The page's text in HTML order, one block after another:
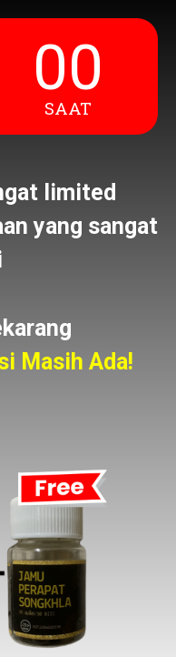
00
SAAT
limited
yang sangat
Masih Ada!